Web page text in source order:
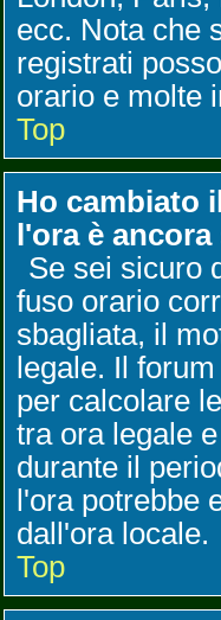
ecc. Nota che
registrati
orario e molte
Top
Ho cambiato
l'ora è
Se sei sicuro
fuso orario
sbagliata, il
legale. Il
per calcolare
tra ora legale
durante il
l'ora potrebbe
dall'ora locale.
Top